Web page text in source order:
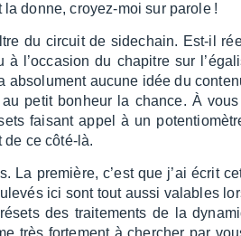
donne, croyez-moi sur parole !
du circuit de side­chain. Est-il
l’oc­ca­sion du chapitre sur
abso­lu­ment aucune idée du
petit bonheur la chance. À
faisant appel à un
de ce côté-là.
La première, c’est que j’ai écrit
ici sont tout aussi valables
des trai­te­ments de la